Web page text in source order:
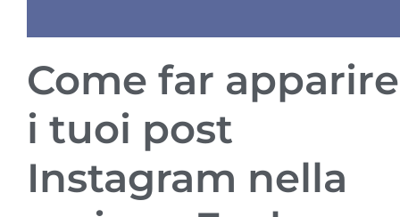
Come far apparire
i tuoi post
Instagram nella